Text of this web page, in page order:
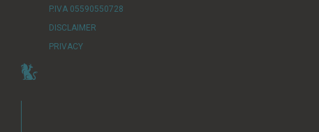
P.IVA 05590550728
DISCLAIMER
PRIVACY